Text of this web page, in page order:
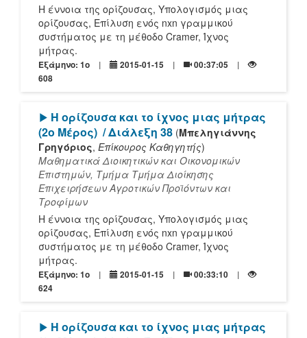
Η έννοια της ορίζουσας, Υπολογισμός μιας
ορίζουσας, Επίλυση ενός nxn γραμμικού
συστήματος με τη μέθοδο Cramer, Ίχνος
μήτρας.
Εξάμηνο: 1o 2015-01-15
00:37:05
608
[Play]
Η ορίζουσα και το ίχνος μιας μήτρας
(2ο Μέρος) / Διάλεξη 38 (Μπεληγιάννης
Γρηγόριος, Επίκουρος Καθηγητής)
Μαθηματικά Διοικητικών και Οικονομικών
Επιστημών, Τμήμα Τμήμα Διοίκησης
Επιχειρήσεων Αγροτικών Προϊόντων και
Τροφίμων
Η έννοια της ορίζουσας, Υπολογισμός μιας
ορίζουσας, Επίλυση ενός nxn γραμμικού
συστήματος με τη μέθοδο Cramer, Ίχνος
μήτρας.
Εξάμηνο: 1o 2015-01-15
00:33:10
624
[Play]
Η ορίζουσα και το ίχνος μιας μήτρας